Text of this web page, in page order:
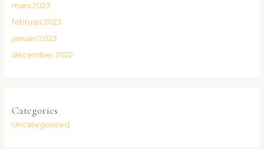
mars 2023
februari 2023
januari 2023
december 2022
Categories
Uncategorized